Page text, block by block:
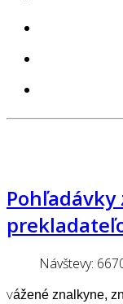
Návštevy:
Vážené znalkyne,